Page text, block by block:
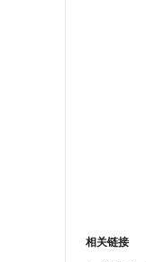
相关链接